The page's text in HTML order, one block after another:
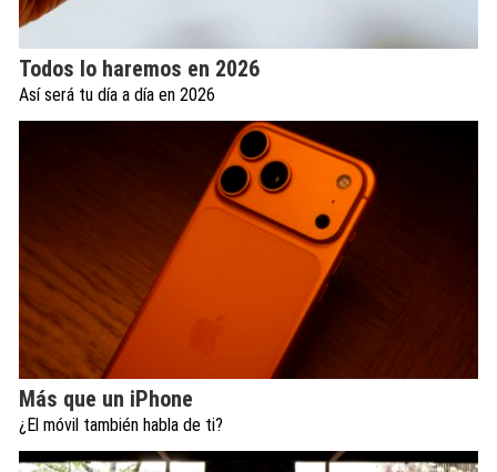
Todos lo haremos en 2026
Así será tu día a día en 2026
Más que un iPhone
¿El móvil también habla de ti?